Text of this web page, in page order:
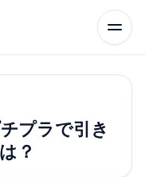
プラで引き
？